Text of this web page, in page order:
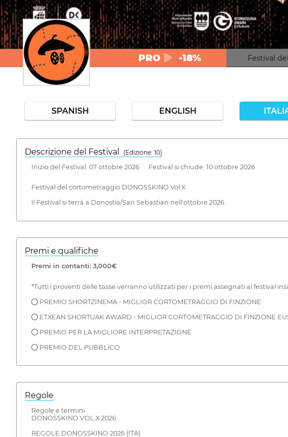
PRO -18% Festival
SPANISH ENGLISH
Descrizione del Festival
( Edizione: 10)
Inizio del Festival: 07 ottobre 2026 Festival si chiude: 10 ottobre 2026
Festival del cortometraggio DONOSSKINO Vol.X
Il Festival si terrà a Donostia/San Sebastian nell'ottobre 2026.
Premi e qualifiche
Premi in contanti: 3,000€
*Tutti i proventi delle tasse verranno utilizzati per i premi assegnati al festival
● PREMIO SHORTZINEMA - MIGLIOR CORTOMETRAGGIO DI FINZIONE
● ETXEAN SHORTUAK AWARD - MIGLIOR CORTOMETRAGGIO DI FINZIONE
● PREMIO PER LA MIGLIORE INTERPRETAZIONE
● PREMIO DEL PUBBLICO
Regole
Regole e termini
DONOSSKINO VOL.X 2026
REGOLE DONOSSKINO 2026 (ITA)